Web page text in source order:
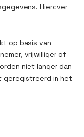
Hierover
op basis van
vrijwilliger of
niet langer dan
geregistreerd in het